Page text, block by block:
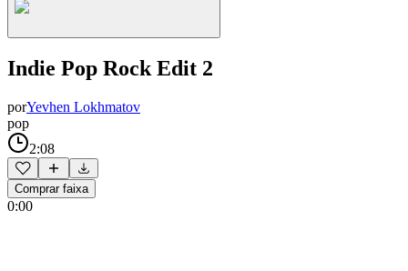
Indie Pop Rock Edit 2
porYevhen Lokhmatov
pop
2:08
Comprar faixa
0:00